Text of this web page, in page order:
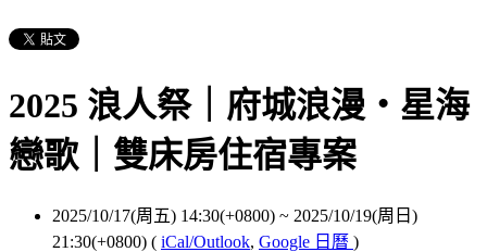
2025 浪人祭｜府城浪漫・星海
戀歌｜雙床房住宿專案
2025/10/17(周五) 14:30(+0800) ~ 2025/10/19(周日)
21:30(+0800) ( iCal/Outlook, Google 日曆 )